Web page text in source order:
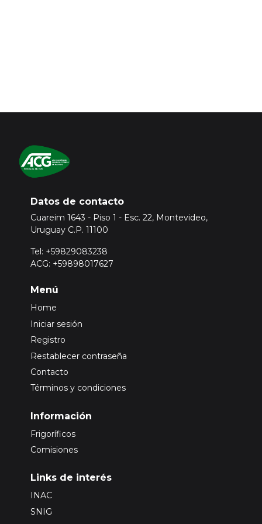
Datos de contacto
Cuareim 1643 - Piso 1 - Esc. 22, Montevideo,
Uruguay C.P. 11100
Tel: +59829083238
ACG: +59898017627
Menú
Home
Iniciar sesión
Registro
Restablecer contraseña
Contacto
Términos y condiciones
Información
Frigoríficos
Comisiones
Links de interés
INAC
SNIG